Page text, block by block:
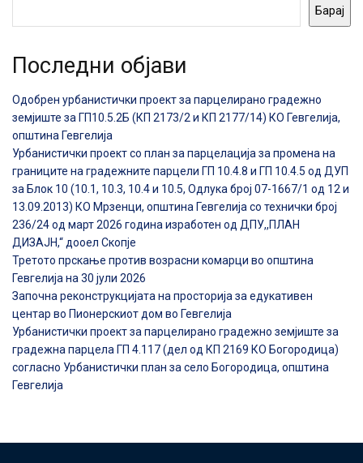
Барај
Последни објави
Одобрен урбанистички проект за парцелирано градежно
земјиште за ГП10.5.2Б (КП 2173/2 и КП 2177/14) КО Гевгелија,
општина Гевгелија
Урбанистички проект со план за парцелација за промена на
границите на градежните парцели ГП 10.4.8 и ГП 10.4.5 од ДУП
за Блок 10 (10.1, 10.3, 10.4 и 10.5, Одлука број 07-1667/1 од 12 и
13.09.2013) КО Мрзенци, општина Гевгелија со технички број
236/24 од март 2026 година изработен од ДПУ,,ПЛАН
ДИЗАЈН,“ дооел Скопје
Третото прскање против возрасни комарци во општина
Гевгелија на 30 јули 2026
Започна реконструкцијата на просторија за едукативен
центар во Пионерскиот дом во Гевгелија
Урбанистички проект за парцелирано градежно земјиште за
градежна парцела ГП 4.117 (дел од КП 2169 КО Богородица)
согласно Урбанистички план за село Богородица, општина
Гевгелија